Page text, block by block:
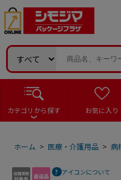
カテゴリから探す お気に入り
ホーム > 医療・介護用品 > 病
アイコンについて